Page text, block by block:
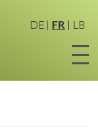
DE FR LB